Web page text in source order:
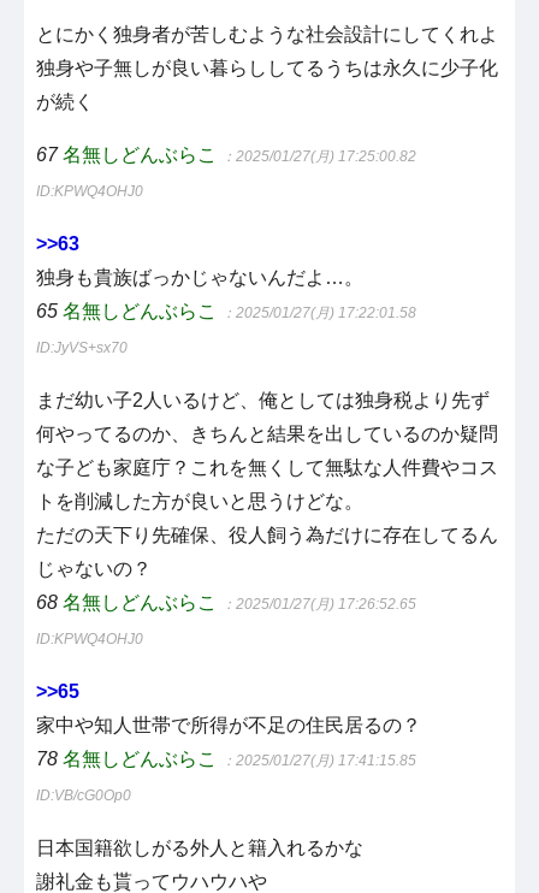
とにかく独身者が苦しむような社会設計にしてくれよ
独身や子無しが良い暮らししてるうちは永久に少子化
が続く
67 名無しどんぶらこ ：2025/01/27(月) 17:25:00.82
ID:KPWQ4OHJ0
>>63
独身も貴族ばっかじゃないんだよ…。
65 名無しどんぶらこ ：2025/01/27(月) 17:22:01.58
ID:JyVS+sx70
まだ幼い子2人いるけど、俺としては独身税より先ず
何やってるのか、きちんと結果を出しているのか疑問
な子ども家庭庁？これを無くして無駄な人件費やコス
トを削減した方が良いと思うけどな。
ただの天下り先確保、役人飼う為だけに存在してるん
じゃないの？
68 名無しどんぶらこ ：2025/01/27(月) 17:26:52.65
ID:KPWQ4OHJ0
>>65
家中や知人世帯で所得が不足の住民居るの？
78 名無しどんぶらこ ：2025/01/27(月) 17:41:15.85
ID:VB/cG0Op0
日本国籍欲しがる外人と籍入れるかな
謝礼金も貰ってウハウハや